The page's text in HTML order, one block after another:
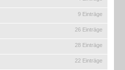
9 Einträge
26 Einträge
28 Einträge
22 Einträge